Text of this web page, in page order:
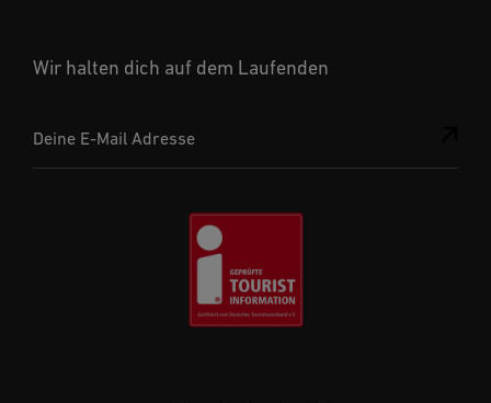
Wir halten dich auf dem Laufenden
Deine E-Mail Adresse